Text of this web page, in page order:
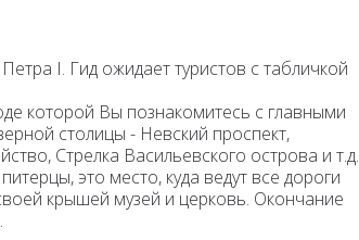
I. Гид ожидает туристов с табличкой
которой Вы познакомитесь с главными
столицы - Невский проспект,
Стрелка Васильевского острова и
это место, куда ведут все дороги
крышей музей и церковь. Окончание